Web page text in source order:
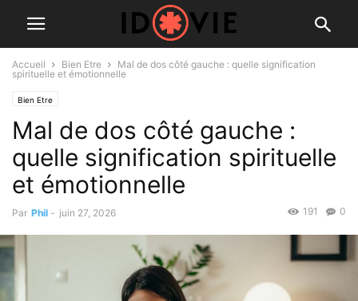
Accueil Bien Etre
Mal de dos côté gauche : quelle signification
spirituelle et émotionnelle
Bien Etre
Mal de dos côté gauche :
quelle signification spirituelle
et émotionnelle
Par Phil - juin 27, 2026 0
191